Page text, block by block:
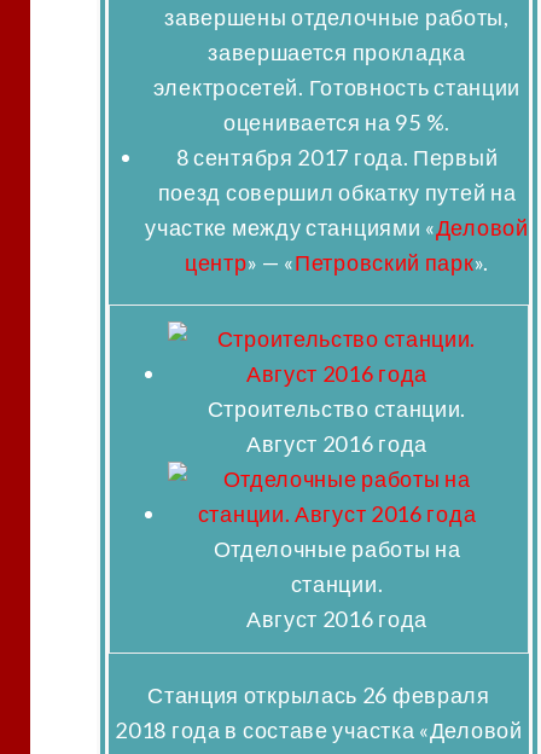
завершены отделочные работы,
завершается прокладка
электросетей. Готовность станции
оценивается на 95 %.
8 сентября 2017 года. Первый
поезд совершил обкатку путей на
участке между станциями «Деловой
центр» — «Петровский парк».
Строительство станции.
Август 2016 года
Отделочные работы на
станции.
Август 2016 года
Станция открылась 26 февраля
2018 года в составе участка «Деловой